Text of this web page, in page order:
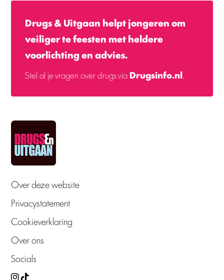
Drugs & Uitgaan helpt jongeren om
veiliger te feesten met heldere
voorlichting en advies.
Stel al je vragen over drugs viaDrugsinfo.nl
Over deze website
Privacystatement
Cookieverklaring
Over ons
Socials